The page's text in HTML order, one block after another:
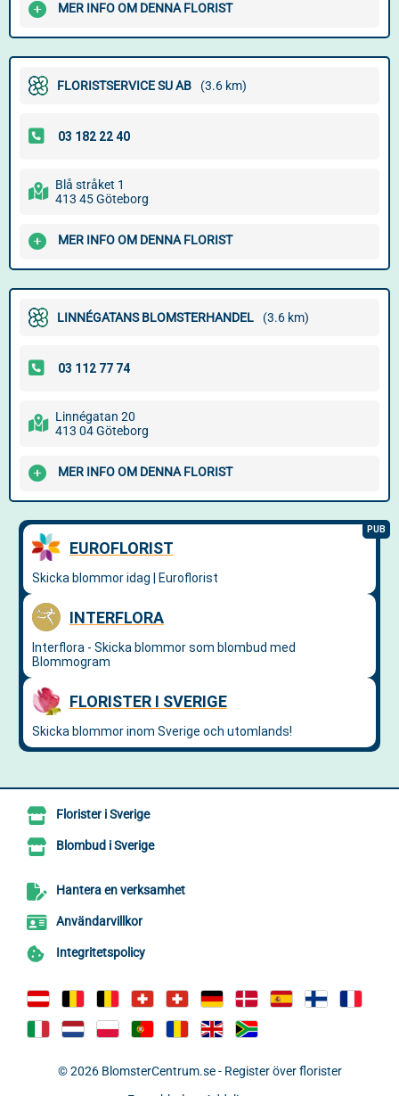
MER INFO OM DENNA FLORIST
FLORISTSERVICE SU AB (3.6 km)
Blå stråket 1
413 45 Göteborg
MER INFO OM DENNA FLORIST
LINNÉGATANS BLOMSTERHANDEL (3.6 km)
Linnégatan 20
413 04 Göteborg
MER INFO OM DENNA FLORIST
Florister i Sverige
Blombud i Sverige
Hantera en verksamhet
Användarvillkor
Integritetspolicy
© 2026 BlomsterCentrum.se - Register över florister